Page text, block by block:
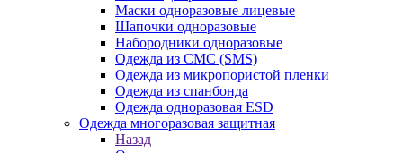
Маски одноразовые лицевые
Шапочки одноразовые
Набородники одноразовые
Одежда из СМС (SMS)
Одежда из микропористой пленки
Одежда из спанбонда
Одежда одноразовая ESD
Одежда многоразовая защитная
Назад